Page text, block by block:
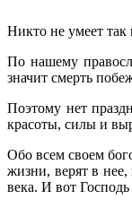
Никто не умеет
По нашему
значит смерть
Поэтому нет
красоты, силы и
Обо всем своем
жизни, верят в нее,
века. И вот